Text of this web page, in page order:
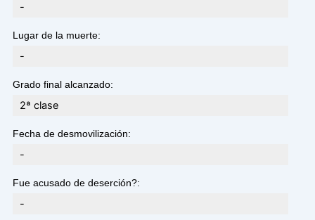
-
Lugar de la muerte:
-
Grado final alcanzado:
2ª clase
Fecha de desmovilización:
-
Fue acusado de deserción?:
-